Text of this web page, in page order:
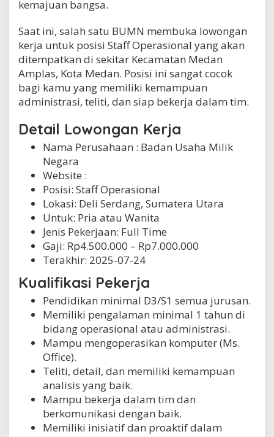
M
d
n
kemajuan bangsa.
Saat ini, salah satu BUMN membuka lowongan
kerja untuk posisi Staff Operasional yang akan
ditempatkan di sekitar Kecamatan Medan
Amplas, Kota Medan. Posisi ini sangat cocok
bagi kamu yang memiliki kemampuan
administrasi, teliti, dan siap bekerja dalam tim.
Detail Lowongan Kerja
Nama Perusahaan : Badan Usaha Milik
Negara
Website :
Posisi: Staff Operasional
Lokasi: Deli Serdang, Sumatera Utara
Untuk: Pria atau Wanita
Jenis Pekerjaan: Full Time
Gaji: Rp4.500.000 – Rp7.000.000
Terakhir: 2025-07-24
Kualifikasi Pekerja
Pendidikan minimal D3/S1 semua jurusan.
Memiliki pengalaman minimal 1 tahun di
bidang operasional atau administrasi.
Mampu mengoperasikan komputer (Ms.
Office).
Teliti, detail, dan memiliki kemampuan
analisis yang baik.
Mampu bekerja dalam tim dan
berkomunikasi dengan baik.
Memiliki inisiatif dan proaktif dalam